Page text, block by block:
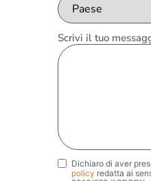
Scrivi il tuo
Privacy*
Dichiaro di aver
policy redatta ai